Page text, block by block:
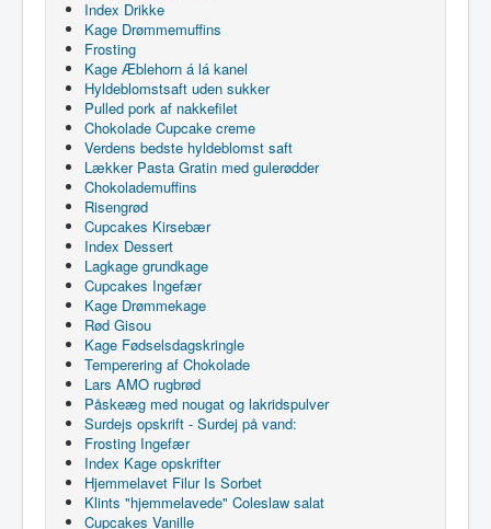
Index Drikke
Kage Drømmemuffins
Frosting
Kage Æblehorn á lá kanel
Hyldeblomstsaft uden sukker
Pulled pork af nakkefilet
Chokolade Cupcake creme
Verdens bedste hyldeblomst saft
Lækker Pasta Gratin med gulerødder
Chokolademuffins
Risengrød
Cupcakes Kirsebær
Index Dessert
Lagkage grundkage
Cupcakes Ingefær
Kage Drømmekage
Rød Gisou
Kage Fødselsdagskringle
Temperering af Chokolade
Lars AMO rugbrød
Påskeæg med nougat og lakridspulver
Surdejs opskrift - Surdej på vand:
Frosting Ingefær
Index Kage opskrifter
Hjemmelavet Filur Is Sorbet
Klints "hjemmelavede" Coleslaw salat
Cupcakes Vanille